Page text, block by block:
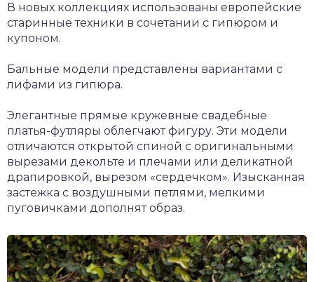
В новых коллекциях использованы европейские
старинные техники в сочетании с гипюром и
купоном.
Бальные модели представлены вариантами с
лифами из гипюра.
Элегантные прямые кружевные свадебные
платья-футляры облегчают фигуру. Эти модели
отличаются открытой спиной с оригинальными
вырезами декольте и плечами или деликатной
драпировкой, вырезом «сердечком». Изысканная
застежка с воздушными петлями, мелкими
пуговичками дополнят образ.